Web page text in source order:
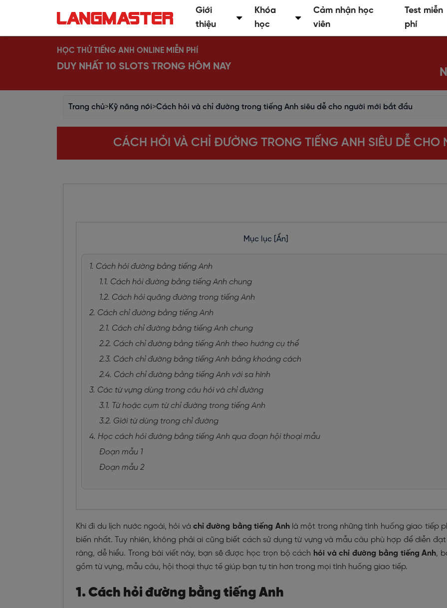
Giới
thiệu
Khóa
học
Cảm nhận học
viên
Test miễn
phí
HỌC THỬ TIẾNG ANH ONLINE MIỄN PHÍ
DUY NHẤT 10 SLOTS TRONG HÔM NAY
Trang chủ>Kỹ năng nói>Cách hỏi và chỉ đường trong tiếng Anh siêu dễ cho người mới bắt đầu
CÁCH HỎI VÀ CHỈ ĐƯỜNG TRONG TIẾNG ANH SIÊU DỄ CHO
Mục lục [Ẩn]
1. Cách hỏi đường bằng tiếng Anh
1.1. Cách hỏi đường bằng tiếng Anh chung
1.2. Cách hỏi quãng đường trong tiếng Anh
2. Cách chỉ đường bằng tiếng Anh
2.1. Cách chỉ đường bằng tiếng Anh chung
2.2. Cách chỉ đường bằng tiếng Anh theo hướng cụ thể
2.3. Cách chỉ đường bằng tiếng Anh bằng khoảng cách
2.4. Cách chỉ đường bằng tiếng Anh với sa hình
3. Các từ vựng dùng trong câu hỏi và chỉ đường
3.1. Từ hoặc cụm từ chỉ đường trong tiếng Anh
3.2. Giới từ dùng trong chỉ đường
4. Học cách hỏi đường bằng tiếng Anh qua đoạn hội thoại mẫu
Đoạn mẫu 1
Đoạn mẫu 2
Khi đi du lịch nước ngoài, hỏi vàchỉ đường bằng tiếng Anhlà một trong những tình huống giao tiếp
biến nhất. Tuy nhiên, không phải ai cũng biết cách sử dụng từ vựng và mẫu câu phù hợp để diễn
ràng, dễ hiểu. Trong bài viết này, bạn sẽ được học trọn bộ cách hỏi và chỉ đường bằng tiếng Anh,
gồm từ vựng, mẫu câu, hội thoại thực tế giúp bạn tự tin hơn trong mọi tình huống giao tiếp.
1. Cách hỏi đường bằng tiếng Anh